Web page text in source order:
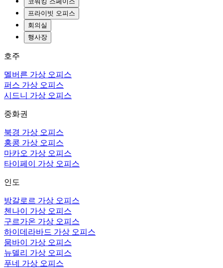
프라이빗 오피스
회의실
행사장
호주
멜버른 가상 오피스
퍼스 가상 오피스
시드니 가상 오피스
중화권
북경 가상 오피스
홍콩 가상 오피스
마카오 가상 오피스
타이페이 가상 오피스
인도
방갈로르 가상 오피스
첸나이 가상 오피스
구르가온 가상 오피스
하이데라바드 가상 오피스
뭄바이 가상 오피스
뉴델리 가상 오피스
푸네 가상 오피스